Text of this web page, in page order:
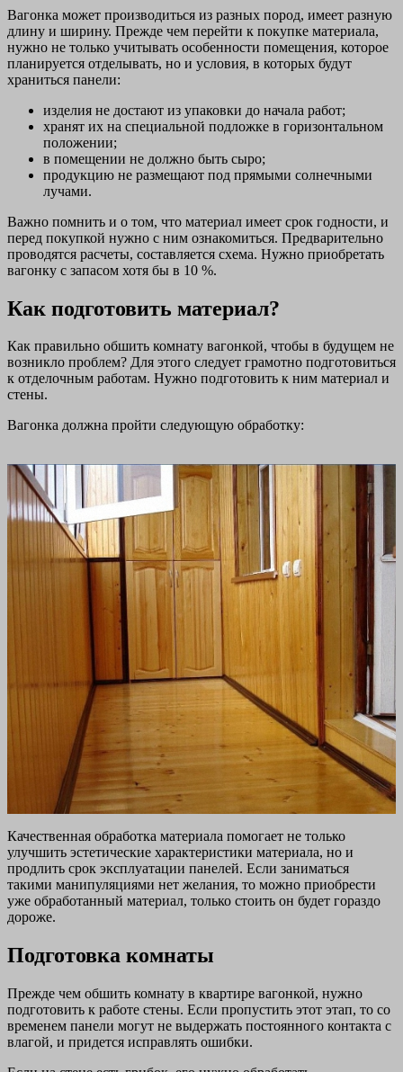
Вагонка может производиться из разных пород, имеет разную
длину и ширину. Прежде чем перейти к покупке материала,
нужно не только учитывать особенности помещения, которое
планируется отделывать, но и условия, в которых будут
храниться панели:
изделия не достают из упаковки до начала работ;
хранят их на специальной подложке в горизонтальном
положении;
в помещении не должно быть сыро;
продукцию не размещают под прямыми солнечными
лучами.
Важно помнить и о том, что материал имеет срок годности, и
перед покупкой нужно с ним ознакомиться. Предварительно
проводятся расчеты, составляется схема. Нужно приобретать
вагонку с запасом хотя бы в 10 %.
Как подготовить материал?
Как правильно обшить комнату вагонкой, чтобы в будущем не
возникло проблем? Для этого следует грамотно подготовиться
к отделочным работам. Нужно подготовить к ним материал и
стены.
Вагонка должна пройти следующую обработку:
Качественная обработка материала помогает не только
улучшить эстетические характеристики материала, но и
продлить срок эксплуатации панелей. Если заниматься
такими манипуляциями нет желания, то можно приобрести
уже обработанный материал, только стоить он будет гораздо
дороже.
Подготовка комнаты
Прежде чем обшить комнату в квартире вагонкой, нужно
подготовить к работе стены. Если пропустить этот этап, то со
временем панели могут не выдержать постоянного контакта с
влагой, и придется исправлять ошибки.